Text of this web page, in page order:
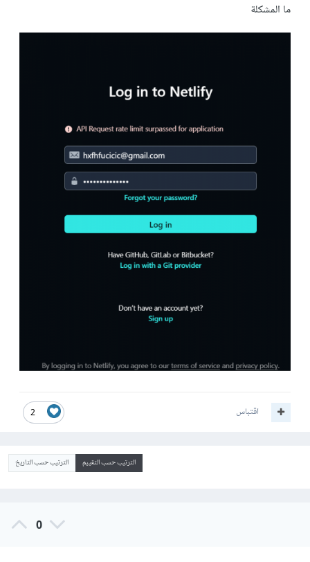
ما المشكلة
2 اقتباس
الترتيب حسب التقييم الترتيب حسب التاريخ
0